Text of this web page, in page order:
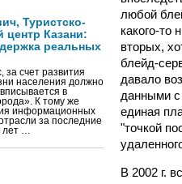
Туристско-
Казани:
реальных
за счет развития
населения должно
в
К тому же
информационных
за последние
лет …
любой
какого-то
вторых,
блейд-
давало
данными с
единая
"точкой
В 2002 г.